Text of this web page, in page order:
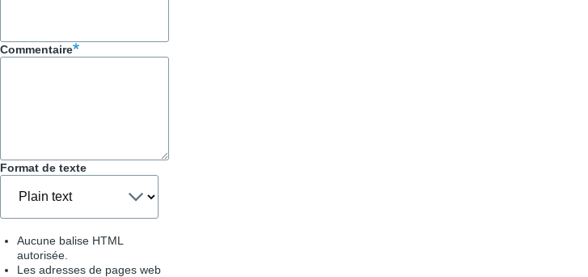
Trucs
Commentaire
Format de texte
Aucune balise HTML
autorisée.
Les adresses de pages web